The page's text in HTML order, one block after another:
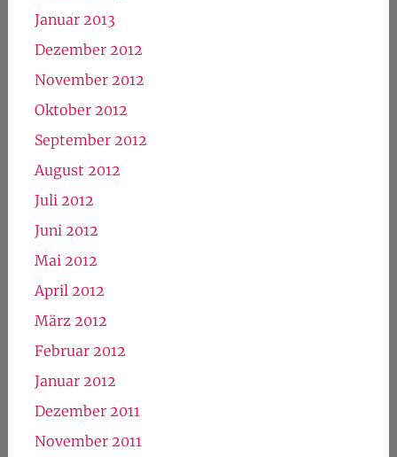
Januar 2013
Dezember 2012
November 2012
Oktober 2012
September 2012
August 2012
Juli 2012
Juni 2012
Mai 2012
April 2012
März 2012
Februar 2012
Januar 2012
Dezember 2011
November 2011